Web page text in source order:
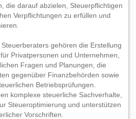
die darauf abzielen, Steuerpflichtigen
Verpflichtungen zu erfüllen und
gehören die Erstellung
Privatpersonen und Unternehmen,
Fragen und Planungen, die
gegenüber Finanzbehörden sowie
Betriebsprüfungen.
komplexe steuerliche Sachverhalte,
Steueroptimierung und unterstützen
Vorschriften.